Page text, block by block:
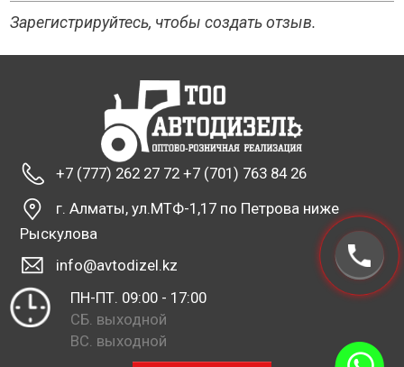
Зарегистрируйтесь, чтобы создать отзыв.
+7 (777) 262 27 72 +7 (701) 763 84 26
г. Алматы, ул.МТФ-1,17 по Петрова ниже
Рыскулова
info@avtodizel.kz
ПН-ПТ. 09:00 - 17:00
СБ. выходной
ВС. выходной